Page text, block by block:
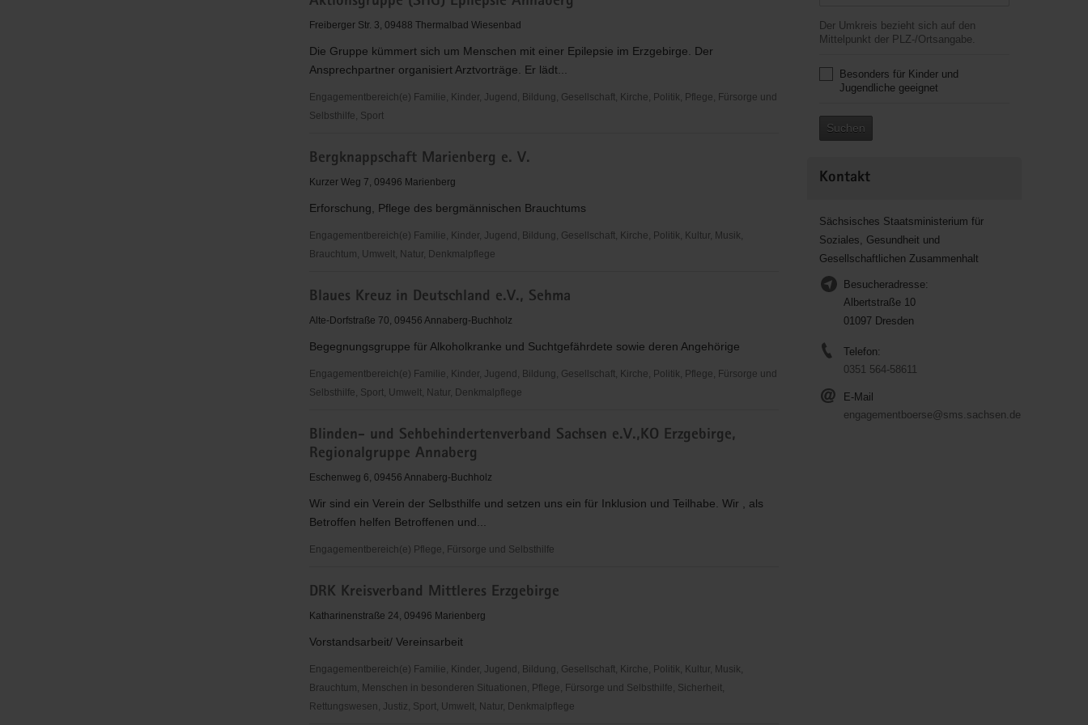
Christus"
Jugendkreis
Mildenau
&
Mauersberg
Freiberger Str. 3, 09488 Thermalbad Wiesenbad
Die Gruppe kümmert sich um Menschen mit einer Epilepsie im Erzgebirge. Der
Ansprechpartner organisiert Arztvorträge. Er lädt...
Engagementbereich(e) Familie, Kinder, Jugend, Bildung, Gesellschaft, Kirche, Politik, Pflege, Fürsorge und
Selbsthilfe, Sport
(SHG)
Epilepsie
Bergknappschaft Marienberg e. V.
Kurzer Weg 7, 09496 Marienberg
Erforschung, Pflege des bergmännischen Brauchtums
Engagementbereich(e) Familie, Kinder, Jugend, Bildung, Gesellschaft, Kirche, Politik, Kultur, Musik,
Brauchtum, Umwelt, Natur, Denkmalpflege
Marienberg
e.
Blaues Kreuz in Deutschland e.V., Sehma
Alte-Dorfstraße 70, 09456 Annaberg-Buchholz
Begegnungsgruppe für Alkoholkranke und Suchtgefährdete sowie deren Angehörige
Engagementbereich(e) Familie, Kinder, Jugend, Bildung, Gesellschaft, Kirche, Politik, Pflege, Fürsorge und
Selbsthilfe, Sport, Umwelt, Natur, Denkmalpflege
Kreuz
in
Deutschland
Sehma
Blinden- und Sehbehindertenverband Sachsen e.V.,KO Erzgebirge,
Regionalgruppe Annaberg
Eschenweg 6, 09456 Annaberg-Buchholz
Wir sind ein Verein der Selbsthilfe und setzen uns ein für Inklusion und Teilhabe. Wir , als
Betroffen helfen Betroffenen und...
Engagementbereich(e) Pflege, Fürsorge und Selbsthilfe
und
Sehbehindertenverband
e.V.,KO
Erzgebirge,
Regionalgruppe
Annaberg
DRK Kreisverband Mittleres Erzgebirge
Katharinenstraße 24, 09496 Marienberg
Vorstandsarbeit/ Vereinsarbeit
Engagementbereich(e) Familie, Kinder, Jugend, Bildung, Gesellschaft, Kirche, Politik, Kultur, Musik,
Brauchtum, Menschen in besonderen Situationen, Pflege, Fürsorge und Selbsthilfe, Sicherheit,
Rettungswesen, Justiz, Sport, Umwelt, Natur, Denkmalpflege
Der Umkreis bezieht sich auf den
Mittelpunkt der PLZ-/Ortsangabe.
Besonders für Kinder und
Jugendliche geeignet
Suchen
Kontakt
Sächsisches Staatsministerium für
Soziales, Gesundheit und
Gesellschaftlichen Zusammenhalt
Besucheradresse:
Albertstraße 10
01097 Dresden
Telefon:
0351 564-58611
E-Mail
engagementboerse@sms.sachsen.de